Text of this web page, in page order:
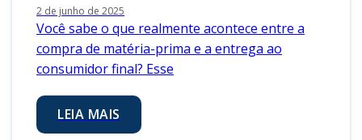
2 de junho de 2025
Você sabe o que realmente acontece entre a
compra de matéria-prima e a entrega ao
consumidor final? Esse
LEIA MAIS